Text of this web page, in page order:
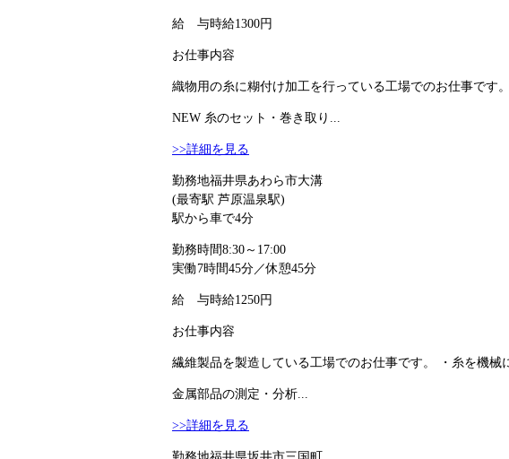
給 与時給1300円
お仕事内容
織物用の糸に糊付け加工を行っている工場でのお仕事です
NEW 糸のセット・巻き取り...
>>詳細を見る
勤務地福井県あわら市大溝
(最寄駅 芦原温泉駅)
駅から車で4分
勤務時間8:30～17:00
実働7時間45分／休憩45分
給 与時給1250円
お仕事内容
繊維製品を製造している工場でのお仕事です。 ・糸を機械
金属部品の測定・分析...
>>詳細を見る